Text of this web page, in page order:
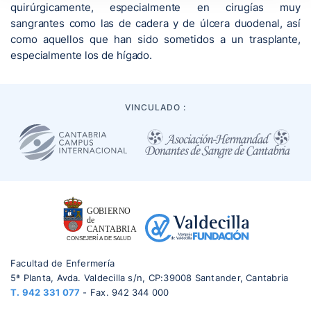
quirúrgicamente, especialmente en cirugías muy
sangrantes como las de cadera y de úlcera duodenal, así
como aquellos que han sido sometidos a un trasplante,
especialmente los de hígado.
VINCULADO :
Facultad de Enfermería
5ª Planta, Avda. Valdecilla s/n, CP:39008 Santander, Cantabria
T. 942 331 077 - Fax. 942 344 000